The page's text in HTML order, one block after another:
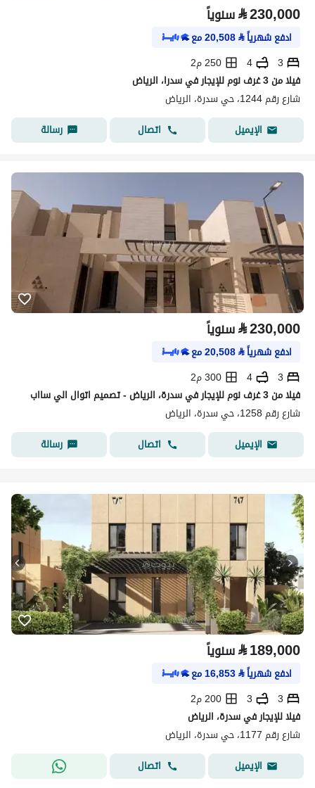
⃁230,000 سنوياً
ادفع شهرياً⃁
20,508مع
3
4
250 م2
فيلا من 3 غرف نوم للإيجار في سدرا، الرياض
شارع رقم 1244، حي سدرة، الرياض
الإيميل
اتصال رسالة
⃁230,000 سنوياً
ادفع شهرياً⃁
20,508مع
3
4
300 م2
فيلا من 3 غرف نوم للإيجار في سدرة، الرياض - تصميم اتوال الي سااب
شارع رقم 1258، حي سدرة، الرياض
الإيميل
اتصال رسالة
⃁189,000 سنوياً
ادفع شهرياً⃁
16,853مع
3
3
200 م2
فيلا للإيجار في سدرة، الرياض
شارع رقم 1177، حي سدرة، الرياض
الإيميل
اتصال